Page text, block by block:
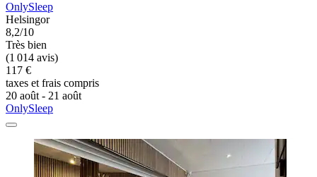
OnlySleep
Helsingor
8,2/10
Très bien
(1 014 avis)
117 €
taxes et frais compris
20 août - 21 août
OnlySleep